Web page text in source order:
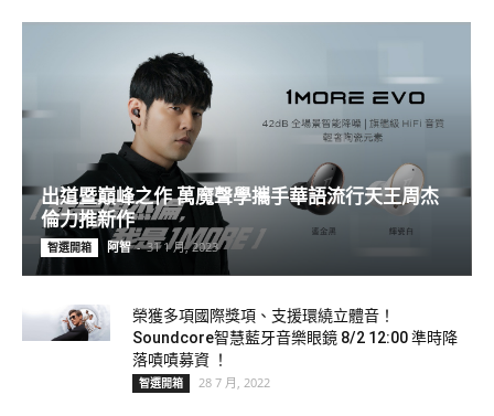
出道暨巔峰之作 萬魔聲學攜手華語流行天王周杰
倫力推新作
智選開箱 阿智 - 31 1 月, 2023
榮獲多項國際獎項、支援環繞立體音！
Soundcore智慧藍牙音樂眼鏡 8/2 12:00 準時降
落嘖嘖募資 ！
智選開箱 28 7 月, 2022